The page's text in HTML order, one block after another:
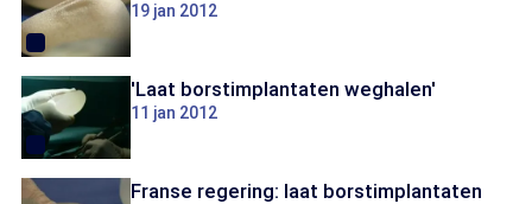
19 jan 2012
'Laat borstimplantaten weghalen'
11 jan 2012
Franse regering: laat borstimplantaten